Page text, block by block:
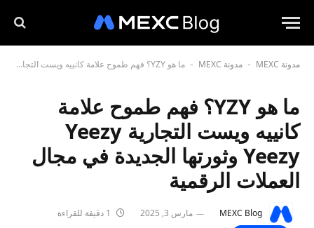
مدونة MEXC - مدونة MEXC - ما هو YZY؟ فهم طموح علامة كانييه ويست التجارية Yeezy Yeezy وثورتها الجديدة في مجال العملات الرقمية
ما هو YZY؟ فهم طموح علامة
كانييه ويست التجارية Yeezy
Yeezy وثورتها الجديدة في مجال
العملات الرقمية
MEXC Blog مارس 3, 2025